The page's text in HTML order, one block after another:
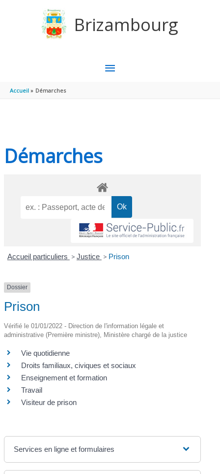
Brizambourg
MENU
Accueil Démarches
Démarches
Accueil particuliers > Justice > Prison
Dossier
Prison
Vérifié le 01/01/2022 - Direction de l'information légale et
administrative (Première ministre), Ministère chargé de la justice
Vie quotidienne
Droits familiaux, civiques et sociaux
Enseignement et formation
Travail
Visiteur de prison
Services en ligne et formulaires